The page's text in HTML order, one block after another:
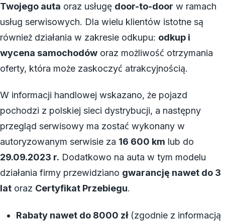
Twojego auta oraz usługę door-to-door w ramach
usług serwisowych. Dla wielu klientów istotne są
również działania w zakresie odkupu: odkup i
wycena samochodów oraz możliwość otrzymania
oferty, która może zaskoczyć atrakcyjnością.
W informacji handlowej wskazano, że pojazd
pochodzi z polskiej sieci dystrybucji, a następny
przegląd serwisowy ma zostać wykonany w
autoryzowanym serwisie za 16 600 km lub do
29.09.2023 r. Dodatkowo na auta w tym modelu
działania firmy przewidziano gwarancję nawet do 3
lat oraz Certyfikat Przebiegu.
Rabaty nawet do 8000 zł(zgodnie z informacją